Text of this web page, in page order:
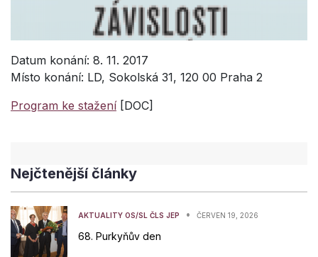
Datum konání: 8. 11. 2017
Místo konání: LD, Sokolská 31, 120 00 Praha 2
Program ke stažení[DOC]
Nejčtenější články
AKTUALITY OS/SL ČLS JEP • ČERVEN 19, 2026
68. Purkyňův den